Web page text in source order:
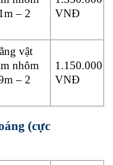
– 2
VNĐ
vật
nhôm
– 2
1.150.000
VNĐ
(cực